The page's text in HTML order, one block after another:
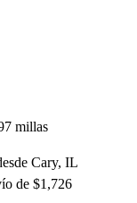
millas
Cary, IL
de $1,726